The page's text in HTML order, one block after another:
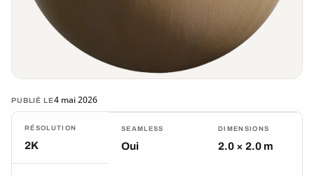
PUBLIÉ LE4 mai 2026
RÉSOLUTION
2K
SEAMLESS
Oui
DIMENSIONS
2.0 × 2.0 m